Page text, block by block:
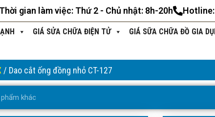
Thời gian làm việc: Thứ 2 - Chủ nhật: 8h-20h
GIÁ SỬA CHỮA ĐIỆN TỬ GIÁ SỮA CHỮA ĐỒ GIA
/ Dao cắt ống đồng nhỏ CT-127